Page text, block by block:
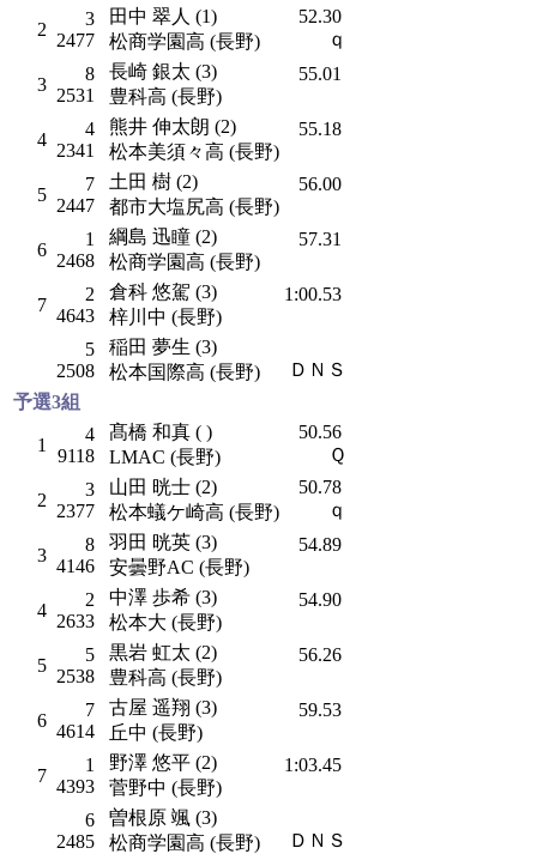
2
3
2477
田中 翠人 (1)
松商学園高 (長野)
52.30
ｑ
3
8
2531
長崎 銀太 (3)
豊科高 (長野)
55.01
4
4
2341
熊井 伸太朗 (2)
松本美須々高 (長野)
55.18
5
7
2447
土田 樹 (2)
都市大塩尻高 (長野)
56.00
6
1
2468
綱島 迅瞳 (2)
松商学園高 (長野)
57.31
7
2
4643
倉科 悠駕 (3)
梓川中 (長野)
1:00.53
5
2508
稲田 夢生 (3)
松本国際高 (長野)
ＤＮＳ
予選3組
1
4
9118
髙橋 和真 ( )
LMAC (長野)
50.56
Ｑ
2
3
2377
山田 晄士 (2)
松本蟻ケ崎高 (長野)
50.78
ｑ
3
8
4146
羽田 晄英 (3)
安曇野AC (長野)
54.89
4
2
2633
中澤 歩希 (3)
松本大 (長野)
54.90
5
5
2538
黒岩 虹太 (2)
豊科高 (長野)
56.26
6
7
4614
古屋 遥翔 (3)
丘中 (長野)
59.53
7
1
4393
野澤 悠平 (2)
菅野中 (長野)
1:03.45
6
2485
曽根原 颯 (3)
松商学園高 (長野)
ＤＮＳ